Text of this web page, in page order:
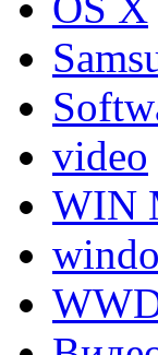
video
WIN